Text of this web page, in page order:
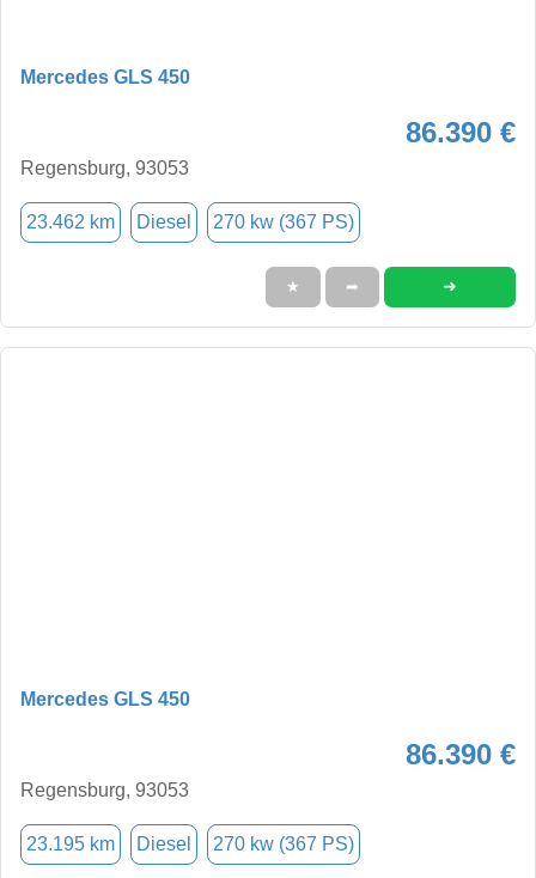
Mercedes GLS 450
86.390 €
Regensburg, 93053
23.462 km Diesel 270 kw (367 PS)
★ ➦ ➜
Mercedes GLS 450
86.390 €
Regensburg, 93053
23.195 km Diesel 270 kw (367 PS)